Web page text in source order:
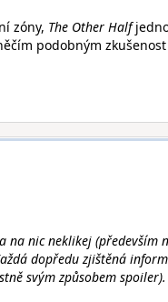
zóny, The Other Half
podobným
na nic neklikej (především
dopředu zjištěná
svým způsobem spoiler).